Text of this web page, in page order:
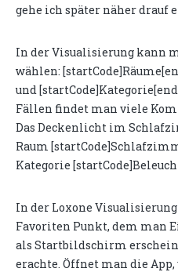
gehe ich später näher drauf
In der Visualisierung kann
wählen:
und
Fällen findet man viele
Das Deckenlicht im
Raum
Kategorie
In der Loxone
Favoriten Punkt, dem man
als Startbildschirm
erachte. Öffnet man die